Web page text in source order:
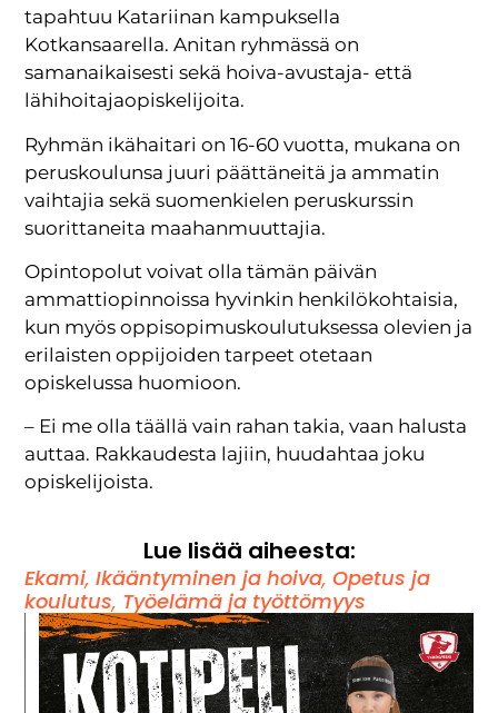
tapahtuu Katariinan kampuksella
Kotkansaarella. Anitan ryhmässä on
samanaikaisesti sekä hoiva-avustaja- että
lähihoitajaopiskelijoita.
Ryhmän ikähaitari on 16-60 vuotta, mukana on
peruskoulunsa juuri päättäneitä ja ammatin
vaihtajia sekä suomenkielen peruskurssin
suorittaneita maahanmuuttajia.
Opintopolut voivat olla tämän päivän
ammattiopinnoissa hyvinkin henkilökohtaisia,
kun myös oppisopimuskoulutuksessa olevien ja
erilaisten oppijoiden tarpeet otetaan
opiskelussa huomioon.
– Ei me olla täällä vain rahan takia, vaan halusta
auttaa. Rakkaudesta lajiin, huudahtaa joku
opiskelijoista.
Lue lisää aiheesta:
Ekami,Ikääntyminen ja hoiva, Opetus ja
koulutus, Työelämä ja työttömyys